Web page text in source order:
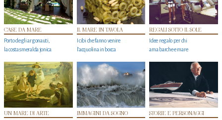
CASE DA MARE
Porto degli argonauti,
la costa smeralda jonica
IL MARE IN TAVOLA
I cibi che fanno venire
l’acquolina in bocca
REGALI SOTTO IL SOLE
Idee regalo per chi
ama barche e mare
UN MARE DI ARTE IMMAGINI DA SOGNO STORIE E PERSONAGGI